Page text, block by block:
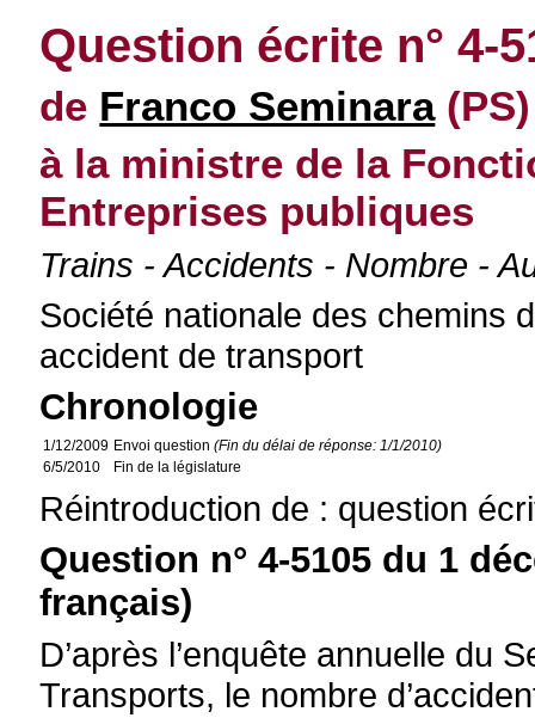
Question écrite n° 4-
de Franco Seminara(PS)
à la ministre de la
Entreprises publiques
Trains - Accidents - Nombre -
Société nationale des chemins
accident de transport
Chronologie
1/12/2009 Envoi question(Fin du délai de réponse: 1/1/2010)
6/5/2010
Fin de la législature
Réintroduction de : question
Question n° 4-5105 du 1
français)
D’après l’enquête annuelle du
Transports, le nombre